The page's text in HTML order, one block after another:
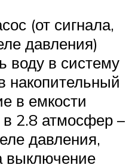
(от сигнала,
давления)
воду в систему
накопительный
в емкости
в 2.8 атмосфер –
давления,
выключение